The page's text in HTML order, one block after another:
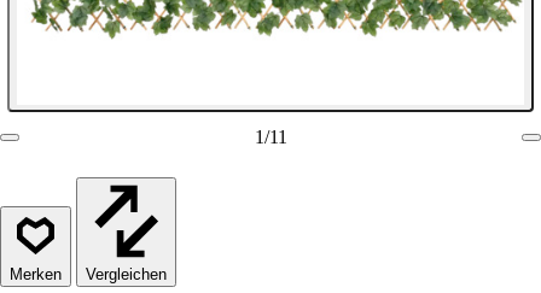
1/11
Vergleichen